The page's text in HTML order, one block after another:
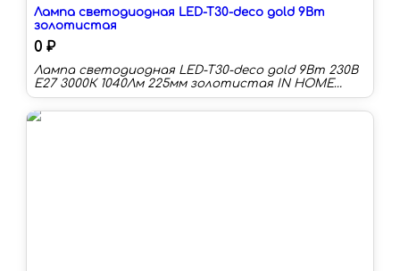
Лампа светодиодная LED-T30-deco gold 9Вт
золотистая
0 ₽
Лампа светодиодная LED-T30-deco gold 9Вт 230В
Е27 3000К 1040Лм 225мм золотистая IN HOME
Диаметр 30 мм Длина 225 мм Цоколь:E27
Длина:225 мм Тип колбы:T30 Цветовая
температура:3000 К Световой поток:1040 лм